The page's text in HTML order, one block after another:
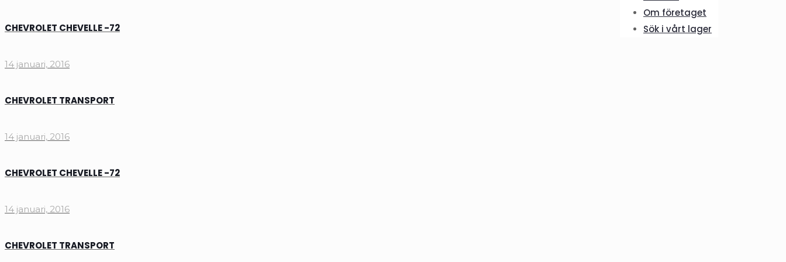
Om företaget
Sök i vårt lager
CHEVROLET CHEVELLE -72
14 januari, 2016
CHEVROLET TRANSPORT
14 januari, 2016
CHEVROLET CHEVELLE -72
14 januari, 2016
CHEVROLET TRANSPORT